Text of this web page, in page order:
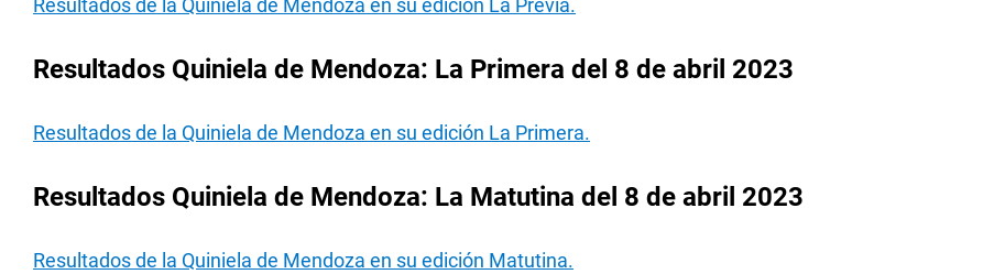
Resultados de la Quiniela de Mendoza en su edición La Previa.
Resultados Quiniela de Mendoza: La Primera del 8 de abril 2023
Resultados de la Quiniela de Mendoza en su edición La Primera.
Resultados Quiniela de Mendoza: La Matutina del 8 de abril 2023
Resultados de la Quiniela de Mendoza en su edición Matutina.